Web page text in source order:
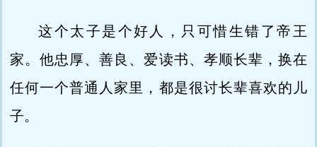
这个太子是个好人，只可惜生错了帝王
家。他忠厚、善良、爱读书、孝顺长辈，换在
任何一个普通人家里，都是很讨长辈喜欢的儿
子。